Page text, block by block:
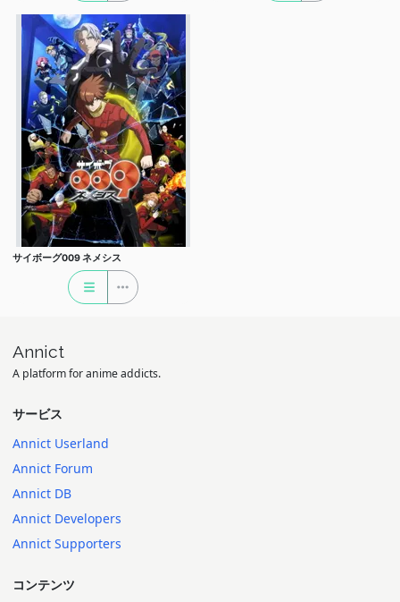
サイボーグ009 ネメシス
Annict
A platform for anime addicts.
サービス
Annict Userland
Annict Forum
Annict DB
Annict Developers
Annict Supporters
コンテンツ